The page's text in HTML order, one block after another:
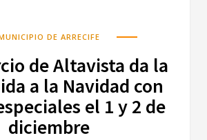
DE ARRECIFE
de Altavista da la
a la Navidad con
el 1 y 2 de
diciembre